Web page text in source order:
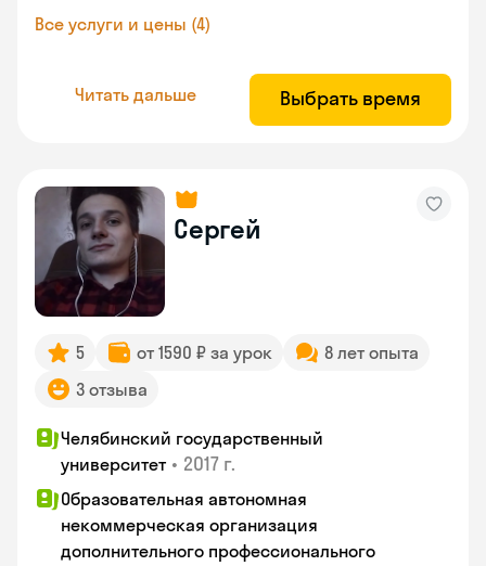
Все услуги и цены (4)
Читать дальше Выбрать время
Сергей
5 от 1590 ₽ за урок
8 лет опыта
3 отзыва
Челябинский государственный
университет • 2017 г.
Образовательная автономная
некоммерческая организация
дополнительного профессионального